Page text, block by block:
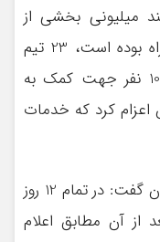
میلیونی بخشی از
جمعیت پایتخت به این استان همراه بوده است، 23 تیم
مجهز امدادی به استعداد بیش از 100 نفر جهت کمک به
اعزام کرد که خدمات
مدیرعامل جمعیت هلال احمر مازندران گفت: در تمام 12 روز
آن مطابق اعلام